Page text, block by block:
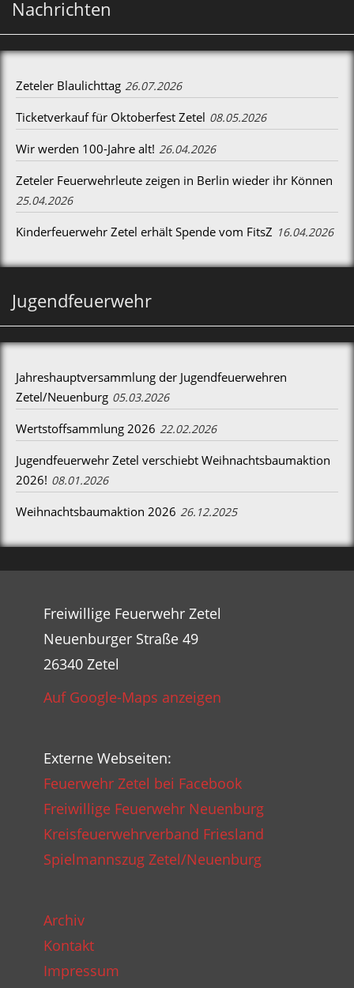
Nachrichten
Zeteler Blaulichttag 26.07.2026
Ticketverkauf für Oktoberfest Zetel 08.05.2026
Wir werden 100-Jahre alt! 26.04.2026
Zeteler Feuerwehrleute zeigen in Berlin wieder ihr Können
25.04.2026
Kinderfeuerwehr Zetel erhält Spende vom FitsZ 16.04.2026
Jugendfeuerwehr
Jahreshauptversammlung der Jugendfeuerwehren
Zetel/Neuenburg 05.03.2026
Wertstoffsammlung 2026 22.02.2026
Jugendfeuerwehr Zetel verschiebt Weihnachtsbaumaktion
2026! 08.01.2026
Weihnachtsbaumaktion 2026 26.12.2025
Freiwillige Feuerwehr Zetel
Neuenburger Straße 49
26340 Zetel
Auf Google-Maps anzeigen
Externe Webseiten:
Feuerwehr Zetel bei Facebook
Freiwillige Feuerwehr Neuenburg
Kreisfeuerwehrverband Friesland
Spielmannszug Zetel/Neuenburg
Archiv
Kontakt
Impressum